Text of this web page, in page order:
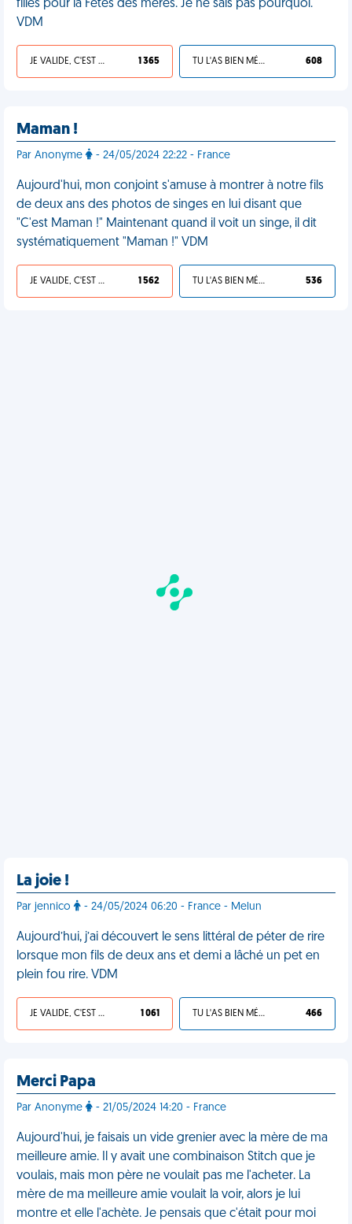
filles pour la Fêtes des mères. Je ne sais pas pourquoi.
VDM
JE VALIDE, C'EST UNE VDM 1 365 TU L'AS BIEN MÉRITÉ 608
Maman !
Par Anonyme - 24/05/2024 22:22 - France
Aujourd'hui, mon conjoint s'amuse à montrer à notre fils
de deux ans des photos de singes en lui disant que
"C'est Maman !" Maintenant quand il voit un singe, il dit
systématiquement "Maman !" VDM
JE VALIDE, C'EST UNE VDM 1 562 TU L'AS BIEN MÉRITÉ 536
La joie !
Par jennico - 24/05/2024 06:20 - France - Melun
Aujourd’hui, j’ai découvert le sens littéral de péter de rire
lorsque mon fils de deux ans et demi a lâché un pet en
plein fou rire. VDM
JE VALIDE, C'EST UNE VDM 1 061 TU L'AS BIEN MÉRITÉ 466
Merci Papa
Par Anonyme - 21/05/2024 14:20 - France
Aujourd'hui, je faisais un vide grenier avec la mère de ma
meilleure amie. Il y avait une combinaison Stitch que je
voulais, mais mon père ne voulait pas me l'acheter. La
mère de ma meilleure amie voulait la voir, alors je lui
montre et elle l'achète. Je pensais que c'était pour moi